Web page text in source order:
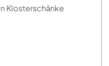
Klosterschänke